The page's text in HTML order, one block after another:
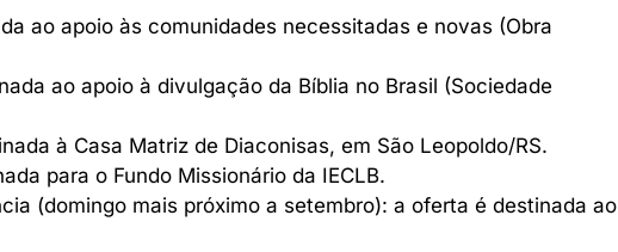
ao apoio às comunidades necessitadas e novas (Obra
ao apoio à divulgação da Bíblia no Brasil (Sociedade
à Casa Matriz de Diaconisas, em São Leopoldo/RS.
para o Fundo Missionário da IECLB.
(domingo mais próximo a setembro): a oferta é destinada ao